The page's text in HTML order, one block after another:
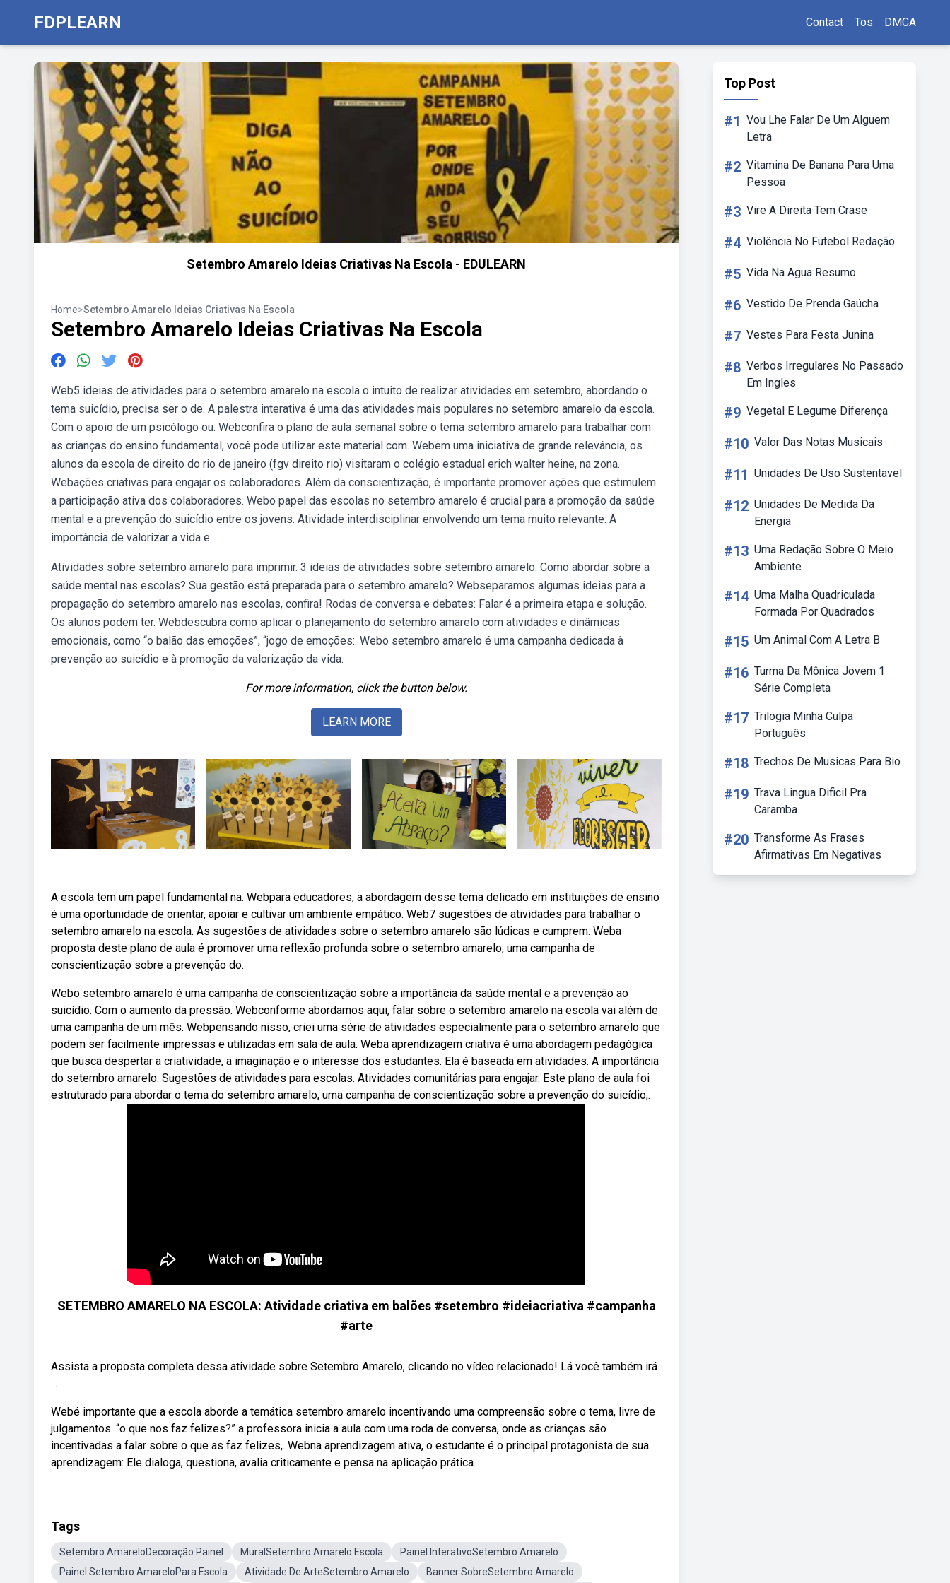
FDPLEARN Contact Tos DMCA
Setembro Amarelo Ideias Criativas Na Escola - EDULEARN
Home>Setembro Amarelo Ideias Criativas Na Escola
Setembro Amarelo Ideias Criativas Na Escola
Web5 ideias de atividades para o setembro amarelo na escola o intuito de realizar atividades em setembro, abordando o
tema suicídio, precisa ser o de. A palestra interativa é uma das atividades mais populares no setembro amarelo da escola.
Com o apoio de um psicólogo ou. Webconfira o plano de aula semanal sobre o tema setembro amarelo para trabalhar com
as crianças do ensino fundamental, você pode utilizar este material com. Webem uma iniciativa de grande relevância, os
alunos da escola de direito do rio de janeiro (fgv direito rio) visitaram o colégio estadual erich walter heine, na zona.
Webações criativas para engajar os colaboradores. Além da conscientização, é importante promover ações que estimulem
a participação ativa dos colaboradores. Webo papel das escolas no setembro amarelo é crucial para a promoção da saúde
mental e a prevenção do suicídio entre os jovens. Atividade interdisciplinar envolvendo um tema muito relevante: A
importância de valorizar a vida e.
Atividades sobre setembro amarelo para imprimir. 3 ideias de atividades sobre setembro amarelo. Como abordar sobre a
saúde mental nas escolas? Sua gestão está preparada para o setembro amarelo? Webseparamos algumas ideias para a
propagação do setembro amarelo nas escolas, confira! Rodas de conversa e debates: Falar é a primeira etapa e solução.
Os alunos podem ter. Webdescubra como aplicar o planejamento do setembro amarelo com atividades e dinâmicas
emocionais, como “o balão das emoções”, “jogo de emoções:. Webo setembro amarelo é uma campanha dedicada à
prevenção ao suicídio e à promoção da valorização da vida.
For more information, click the button below.
LEARN MORE
A escola tem um papel fundamental na. Webpara educadores, a abordagem desse tema delicado em instituições de ensino
é uma oportunidade de orientar, apoiar e cultivar um ambiente empático. Web7 sugestões de atividades para trabalhar o
setembro amarelo na escola. As sugestões de atividades sobre o setembro amarelo são lúdicas e cumprem. Weba
proposta deste plano de aula é promover uma reflexão profunda sobre o setembro amarelo, uma campanha de
conscientização sobre a prevenção do.
Webo setembro amarelo é uma campanha de conscientização sobre a importância da saúde mental e a prevenção ao
suicídio. Com o aumento da pressão. Webconforme abordamos aqui, falar sobre o setembro amarelo na escola vai além de
uma campanha de um mês. Webpensando nisso, criei uma série de atividades especialmente para o setembro amarelo que
podem ser facilmente impressas e utilizadas em sala de aula. Weba aprendizagem criativa é uma abordagem pedagógica
que busca despertar a criatividade, a imaginação e o interesse dos estudantes. Ela é baseada em atividades. A importância
do setembro amarelo. Sugestões de atividades para escolas. Atividades comunitárias para engajar. Este plano de aula foi
estruturado para abordar o tema do setembro amarelo, uma campanha de conscientização sobre a prevenção do suicídio,.
SETEMBRO AMARELO NA ESCOLA: Atividade criativa em balões #setembro #ideiacriativa #campanha
#arte
Assista a proposta completa dessa atividade sobre Setembro Amarelo, clicando no vídeo relacionado! Lá você também irá
...
Webé importante que a escola aborde a temática setembro amarelo incentivando uma compreensão sobre o tema, livre de
julgamentos. “o que nos faz felizes?” a professora inicia a aula com uma roda de conversa, onde as crianças são
incentivadas a falar sobre o que as faz felizes,. Webna aprendizagem ativa, o estudante é o principal protagonista de sua
aprendizagem: Ele dialoga, questiona, avalia criticamente e pensa na aplicação prática.
Tags
Setembro AmareloDecoração Painel MuralSetembro Amarelo Escola
Painel InterativoSetembro Amarelo
Painel Setembro AmareloPara Escola
Atividade De ArteSetembro Amarelo
Banner SobreSetembro Amarelo
Top Post
#1 Vou Lhe Falar De Um Alguem
Letra
#2 Vitamina De Banana Para Uma
Pessoa
#3 Vire A Direita Tem Crase
#4 Violência No Futebol Redação
#5 Vida Na Agua Resumo
#6 Vestido De Prenda Gaúcha
#7 Vestes Para Festa Junina
#8 Verbos Irregulares No Passado
Em Ingles
#9 Vegetal E Legume Diferença
#10 Valor Das Notas Musicais
#11 Unidades De Uso Sustentavel
#12 Unidades De Medida Da
Energia
#13 Uma Redação Sobre O Meio
Ambiente
#14 Uma Malha Quadriculada
Formada Por Quadrados
#15 Um Animal Com A Letra B
#16 Turma Da Mônica Jovem 1
Série Completa
#17 Trilogia Minha Culpa
Português
#18 Trechos De Musicas Para Bio
#19 Trava Lingua Dificil Pra
Caramba
#20 Transforme As Frases
Afirmativas Em Negativas